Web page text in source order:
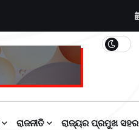
ରାଜନୀତି ରାଜ୍ୟର ପ୍ରମୁଖ ସହର